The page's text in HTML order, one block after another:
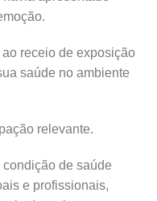
receio de exposição
saúde no ambiente
relevante.
de saúde
e profissionais,